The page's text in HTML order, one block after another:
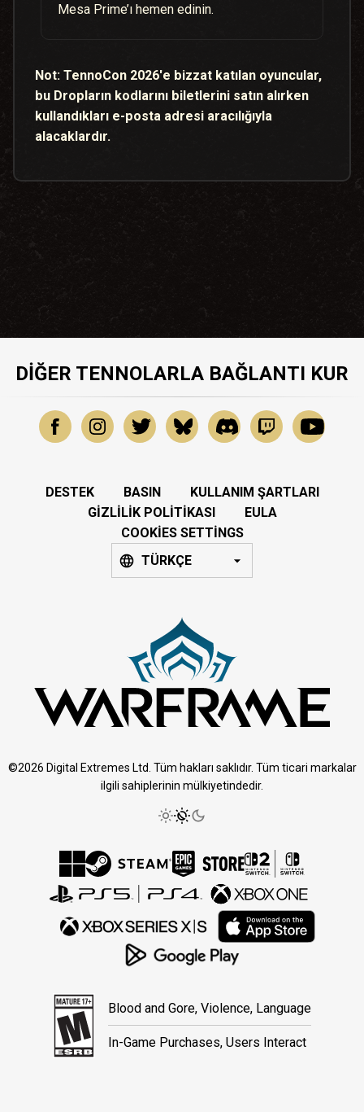
Mesa Prime’ı hemen edinin.
Not: TennoCon 2026'e bizzat katılan oyuncular,
bu Dropların kodlarını biletlerini satın alırken
kullandıkları e-posta adresi aracılığıyla
alacaklardır.
DIĞER TENNOLARLA BAĞLANTI KUR
DESTEK BASIN
KULLANIM ŞARTLARI
GIZLILIK POLITIKASI
EULA
COOKIES SETTINGS
TÜRKÇE
©2026 Digital Extremes Ltd. Tüm hakları saklıdır. Tüm ticari markalar
ilgili sahiplerinin mülkiyetindedir.
Blood and Gore, Violence, Language
In-Game Purchases, Users Interact